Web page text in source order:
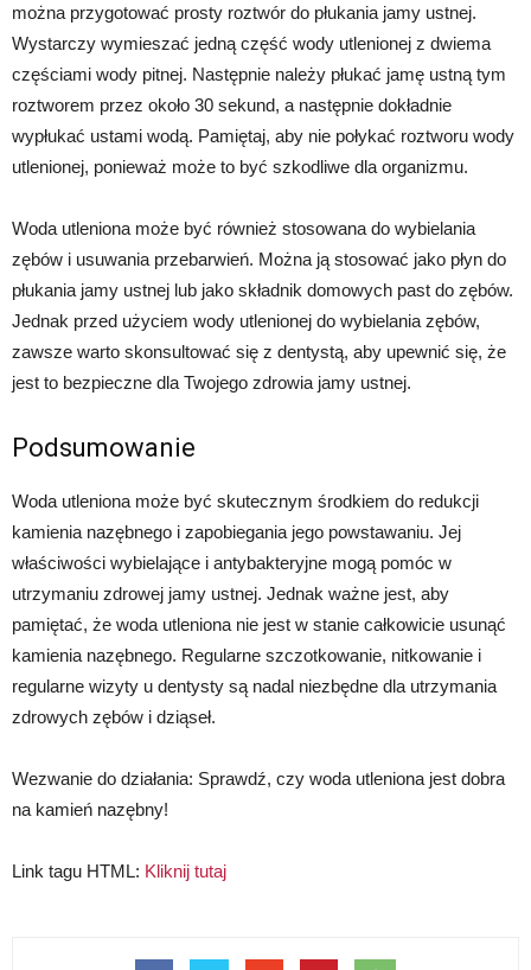
można przygotować prosty roztwór do płukania jamy ustnej.
Wystarczy wymieszać jedną część wody utlenionej z dwiema
częściami wody pitnej. Następnie należy płukać jamę ustną tym
roztworem przez około 30 sekund, a następnie dokładnie
wypłukać ustami wodą. Pamiętaj, aby nie połykać roztworu wody
utlenionej, ponieważ może to być szkodliwe dla organizmu.
Woda utleniona może być również stosowana do wybielania
zębów i usuwania przebarwień. Można ją stosować jako płyn do
płukania jamy ustnej lub jako składnik domowych past do zębów.
Jednak przed użyciem wody utlenionej do wybielania zębów,
zawsze warto skonsultować się z dentystą, aby upewnić się, że
jest to bezpieczne dla Twojego zdrowia jamy ustnej.
Podsumowanie
Woda utleniona może być skutecznym środkiem do redukcji
kamienia nazębnego i zapobiegania jego powstawaniu. Jej
właściwości wybielające i antybakteryjne mogą pomóc w
utrzymaniu zdrowej jamy ustnej. Jednak ważne jest, aby
pamiętać, że woda utleniona nie jest w stanie całkowicie usunąć
kamienia nazębnego. Regularne szczotkowanie, nitkowanie i
regularne wizyty u dentysty są nadal niezbędne dla utrzymania
zdrowych zębów i dziąseł.
Wezwanie do działania: Sprawdź, czy woda utleniona jest dobra
na kamień nazębny!
Link tagu HTML: Kliknij tutaj